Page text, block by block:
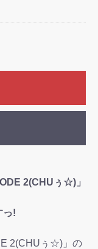
2(CHUぅ☆)」
っ!
2(CHUぅ☆)」の